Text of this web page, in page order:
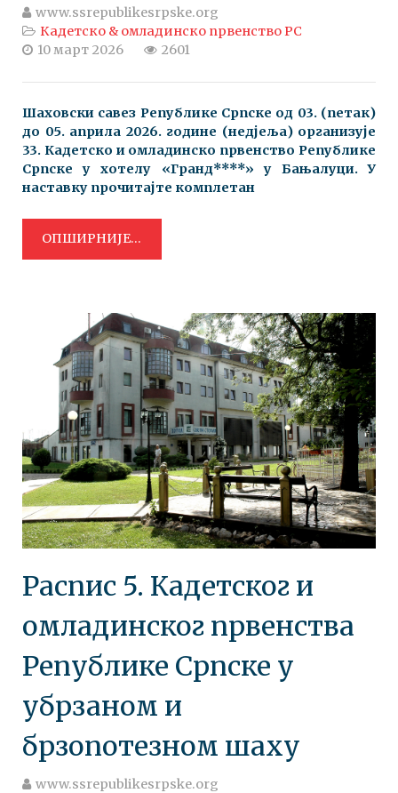
www.ssrepublikesrpske.org
Кадетско & омладинско првенство РС
10 март 2026
2601
Шаховски савез Републике Српске oд 03. (петак)
до 05. априла 2026. године (недјеља) организује
33. Кадетско и омладинско првенство Републике
Српске у хотелу «Гранд****» у Бањалуци. У
наставку прочитајте комплетан
ОПШИРНИЈЕ...
Распис 5. Кадетског и
омладинског првенства
Републике Српске у
убрзаном и
брзопотезном шаху
www.ssrepublikesrpske.org